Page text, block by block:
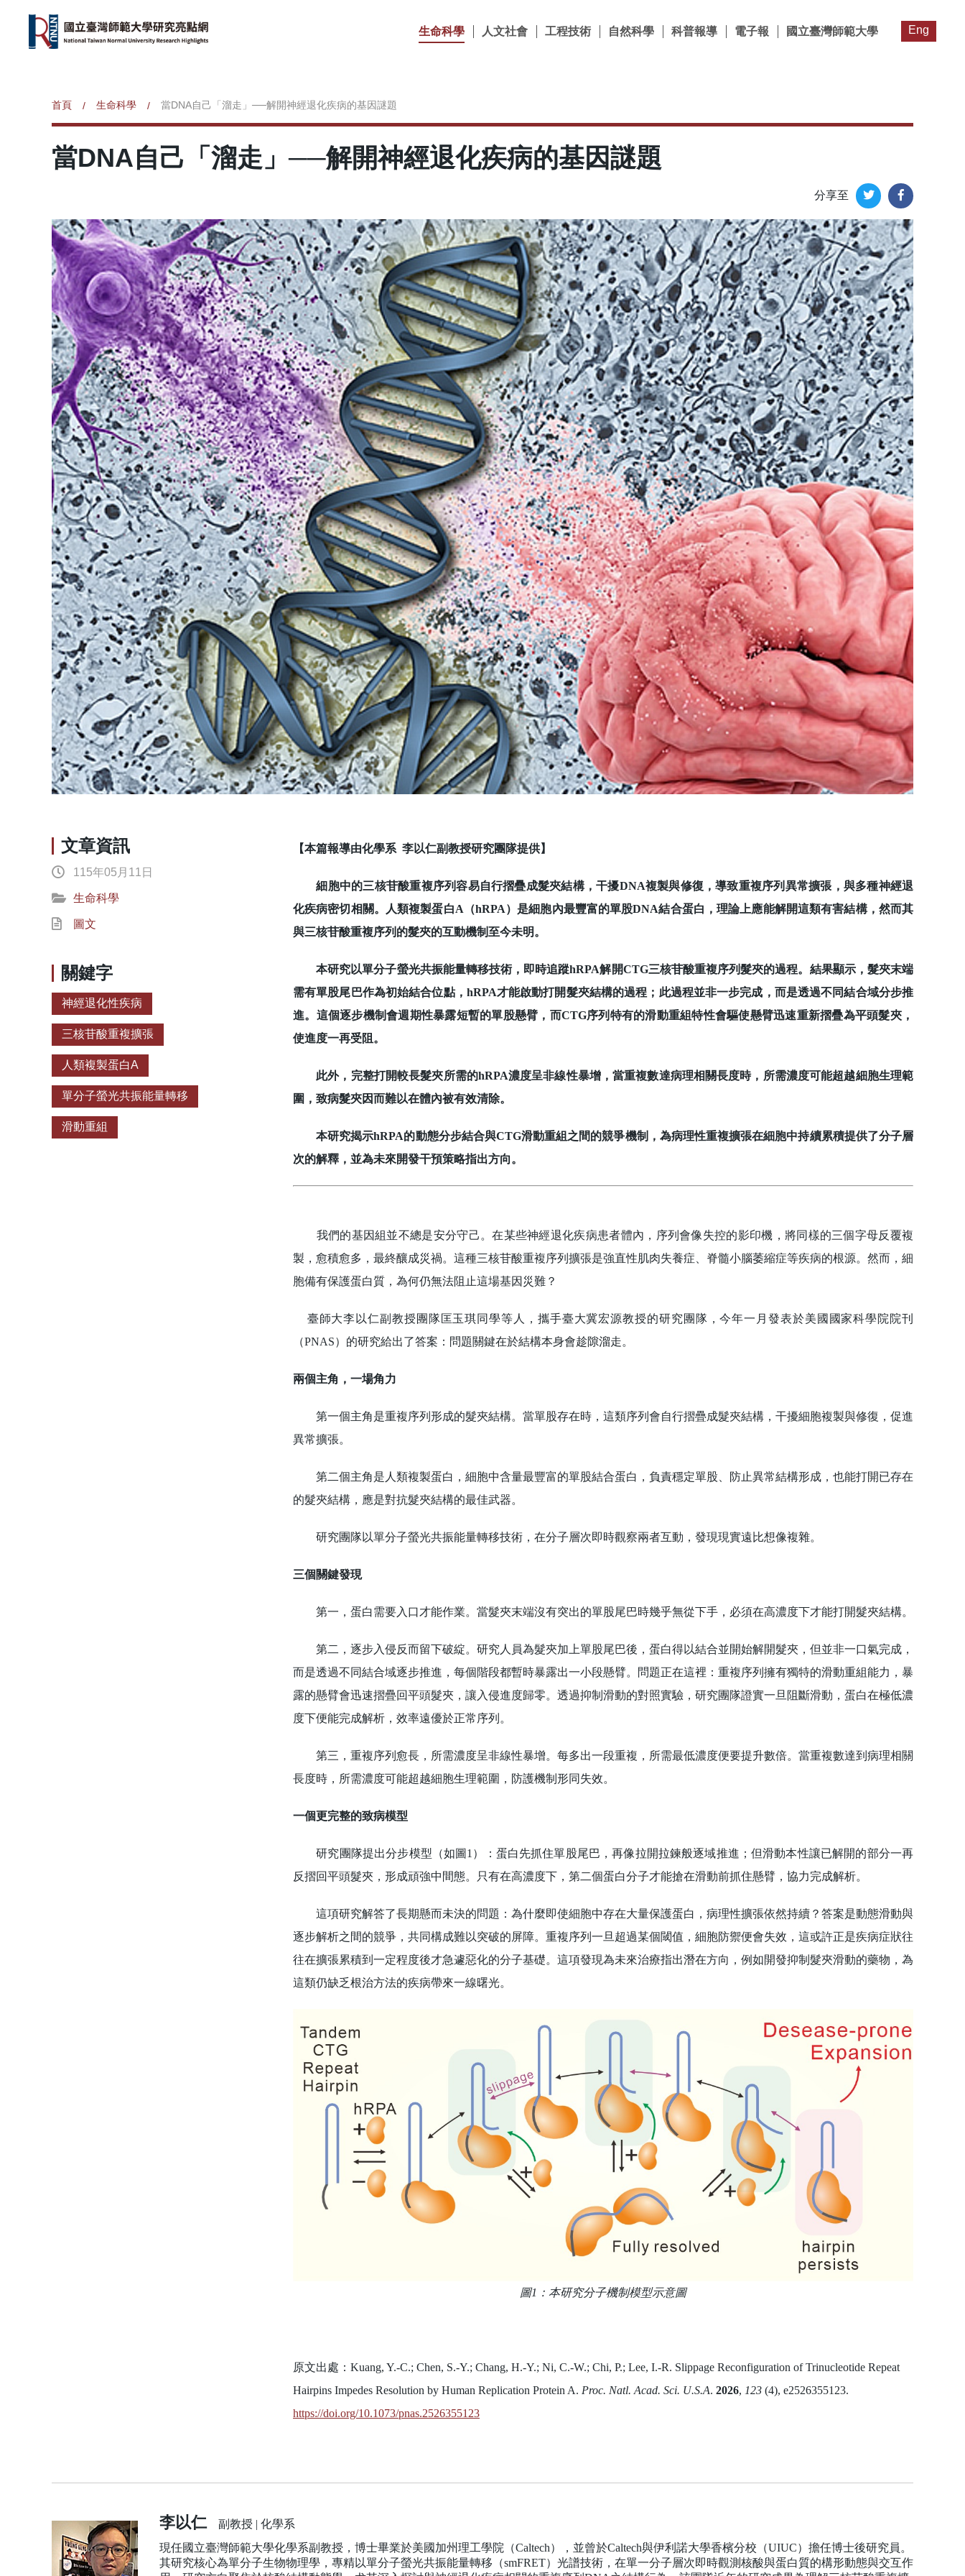
生命科學 人文社會 工程技術 自然科學 科普報導 電子報 國立臺灣師範大學 Eng
首頁 / 生命科學 / 當DNA自己「溜走」──解開神經退化疾病的基因謎題
當DNA自己「溜走」──解開神經退化疾病的基因謎題
分享至
文章資訊
115年05月11日
生命科學
圖文
關鍵字
神經退化性疾病
三核苷酸重複擴張
人類複製蛋白A
單分子螢光共振能量轉移
滑動重組
【本篇報導由化學系 李以仁副教授研究團隊提供】
細胞中的三核苷酸重複序列容易自行摺疊成髮夾結構，干擾DNA複製與修復，導致重複序列異常擴張，與多種神經退
化疾病密切相關。人類複製蛋白A（hRPA）是細胞內最豐富的單股DNA結合蛋白，理論上應能解開這類有害結構，然而其
與三核苷酸重複序列的髮夾的互動機制至今未明。
本研究以單分子螢光共振能量轉移技術，即時追蹤hRPA解開CTG三核苷酸重複序列髮夾的過程。結果顯示，髮夾末端
需有單股尾巴作為初始結合位點，hRPA才能啟動打開髮夾結構的過程；此過程並非一步完成，而是透過不同結合域分步推
進。這個逐步機制會週期性暴露短暫的單股懸臂，而CTG序列特有的滑動重組特性會驅使懸臂迅速重新摺疊為平頭髮夾，
使進度一再受阻。
此外，完整打開較長髮夾所需的hRPA濃度呈非線性暴增，當重複數達病理相關長度時，所需濃度可能超越細胞生理範
圍，致病髮夾因而難以在體內被有效清除。
本研究揭示hRPA的動態分步結合與CTG滑動重組之間的競爭機制，為病理性重複擴張在細胞中持續累積提供了分子層
次的解釋，並為未來開發干預策略指出方向。
我們的基因組並不總是安分守己。在某些神經退化疾病患者體內，序列會像失控的影印機，將同樣的三個字母反覆複
製，愈積愈多，最終釀成災禍。這種三核苷酸重複序列擴張是強直性肌肉失養症、脊髓小腦萎縮症等疾病的根源。然而，細
胞備有保護蛋白質，為何仍無法阻止這場基因災難？
臺師大李以仁副教授團隊匡玉琪同學等人，攜手臺大冀宏源教授的研究團隊，今年一月發表於美國國家科學院院刊
（PNAS）的研究給出了答案：問題關鍵在於結構本身會趁隙溜走。
兩個主角，一場角力
第一個主角是重複序列形成的髮夾結構。當單股存在時，這類序列會自行摺疊成髮夾結構，干擾細胞複製與修復，促進
異常擴張。
第二個主角是人類複製蛋白，細胞中含量最豐富的單股結合蛋白，負責穩定單股、防止異常結構形成，也能打開已存在
的髮夾結構，應是對抗髮夾結構的最佳武器。
研究團隊以單分子螢光共振能量轉移技術，在分子層次即時觀察兩者互動，發現現實遠比想像複雜。
三個關鍵發現
第一，蛋白需要入口才能作業。當髮夾末端沒有突出的單股尾巴時幾乎無從下手，必須在高濃度下才能打開髮夾結構。
第二，逐步入侵反而留下破綻。研究人員為髮夾加上單股尾巴後，蛋白得以結合並開始解開髮夾，但並非一口氣完成，
而是透過不同結合域逐步推進，每個階段都暫時暴露出一小段懸臂。問題正在這裡：重複序列擁有獨特的滑動重組能力，暴
露的懸臂會迅速摺疊回平頭髮夾，讓入侵進度歸零。透過抑制滑動的對照實驗，研究團隊證實一旦阻斷滑動，蛋白在極低濃
度下便能完成解析，效率遠優於正常序列。
第三，重複序列愈長，所需濃度呈非線性暴增。每多出一段重複，所需最低濃度便要提升數倍。當重複數達到病理相關
長度時，所需濃度可能超越細胞生理範圍，防護機制形同失效。
一個更完整的致病模型
研究團隊提出分步模型（如圖1）：蛋白先抓住單股尾巴，再像拉開拉鍊般逐域推進；但滑動本性讓已解開的部分一再
反摺回平頭髮夾，形成頑強中間態。只有在高濃度下，第二個蛋白分子才能搶在滑動前抓住懸臂，協力完成解析。
這項研究解答了長期懸而未決的問題：為什麼即使細胞中存在大量保護蛋白，病理性擴張依然持續？答案是動態滑動與
逐步解析之間的競爭，共同構成難以突破的屏障。重複序列一旦超過某個閾值，細胞防禦便會失效，這或許正是疾病症狀往
往在擴張累積到一定程度後才急遽惡化的分子基礎。這項發現為未來治療指出潛在方向，例如開發抑制髮夾滑動的藥物，為
這類仍缺乏根治方法的疾病帶來一線曙光。
圖1：本研究分子機制模型示意圖
原文出處：Kuang, Y.-C.; Chen, S.-Y.; Chang, H.-Y.; Ni, C.-W.; Chi, P.; Lee, I.-R. Slippage Reconfiguration of Trinucleotide Repeat
Hairpins Impedes Resolution by Human Replication Protein A. Proc. Natl. Acad. Sci. U.S.A. 2026, 123 (4), e2526355123.
https://doi.org/10.1073/pnas.2526355123
李以仁
副教授 | 化學系
現任國立臺灣師範大學化學系副教授，博士畢業於美國加州理工學院（Caltech），並曾於Caltech與伊利諾大學香檳分校（UIUC）擔任博士後研究員。
其研究核心為單分子生物物理學，專精以單分子螢光共振能量轉移（smFRET）光譜技術，在單一分子層次即時觀測核酸與蛋白質的構形動態與交互作